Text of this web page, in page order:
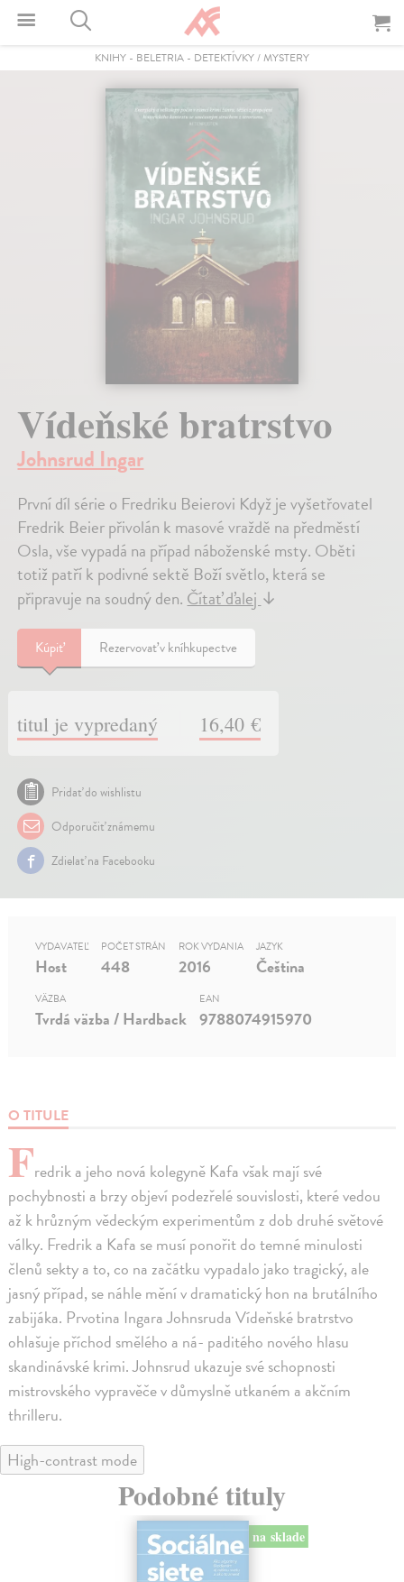
KNIHY - BELETRIA - DETEKTÍVKY / MYSTERY
Vídeňské bratrstvo
Johnsrud Ingar
První díl série o Fredriku Beierovi Když je vyšetřovatel
Fredrik Beier přivolán k masové vraždě na předměstí
Osla, vše vypadá na případ náboženské msty. Oběti
totiž patří k podivné sektě Boží světlo, která se
připravuje na soudný den.Čítať ďalej↓
Kúpiť Rezervovať v kníhkupectve
titul je vypredaný 16,40 €
Pridať do wishlistu
Odporučiť známemu
Zdielať na Facebooku
O TITULE
Fredrik a jeho nová kolegyně Kafa však mají své
pochybnosti a brzy objeví podezřelé souvislosti, které vedou
až k hrůzným vědeckým experimentům z dob druhé světové
války. Fredrik a Kafa se musí ponořit do temné minulosti
členů sekty a to, co na začátku vypadalo jako tragický, ale
jasný případ, se náhle mění v dramatický hon na brutálního
zabijáka. Prvotina Ingara Johnsruda Vídeňské bratrstvo
ohlašuje příchod smělého a ná- paditého nového hlasu
skandinávské krimi. Johnsrud ukazuje své schopnosti
mistrovského vypravěče v důmyslně utkaném a akčním
thrilleru.
VYDAVATEĽ
Host
POČET STRÁN
448
ROK VYDANIA
2016
JAZYK
Čeština
VÄZBA
Tvrdá väzba / Hardback
EAN
9788074915970
High-contrast mode
Podobné tituly
na sklade